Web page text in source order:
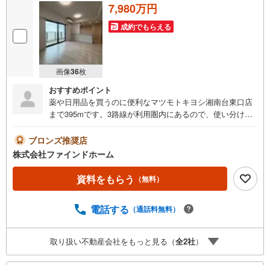
画像36枚
7,980万円
成約でもらえる
おすすめポイント
薬や日用品を買うのに便利なマツモトキヨシ湘南台東口店
まで395mです。3路線が利用圏内にあるので、使い分けも
ですね。内装もキレイな築3年の築浅のお部屋。中古であり
ながら、室内もきれいな一押しのマンションとなっていま
す。ペットの飼育が可能かどうかを事前にご相談いただけ
ブロンズ推奨店
株式会社ファインドホーム
資料をもらう （無料）
電話する （通話料無料）
取り扱い不動産会社をもっと見る（全2社）